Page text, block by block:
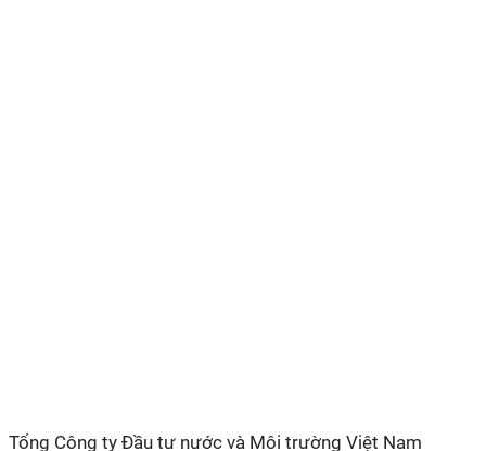
Tổng Công ty Đầu tư nước và Môi trường Việt Nam